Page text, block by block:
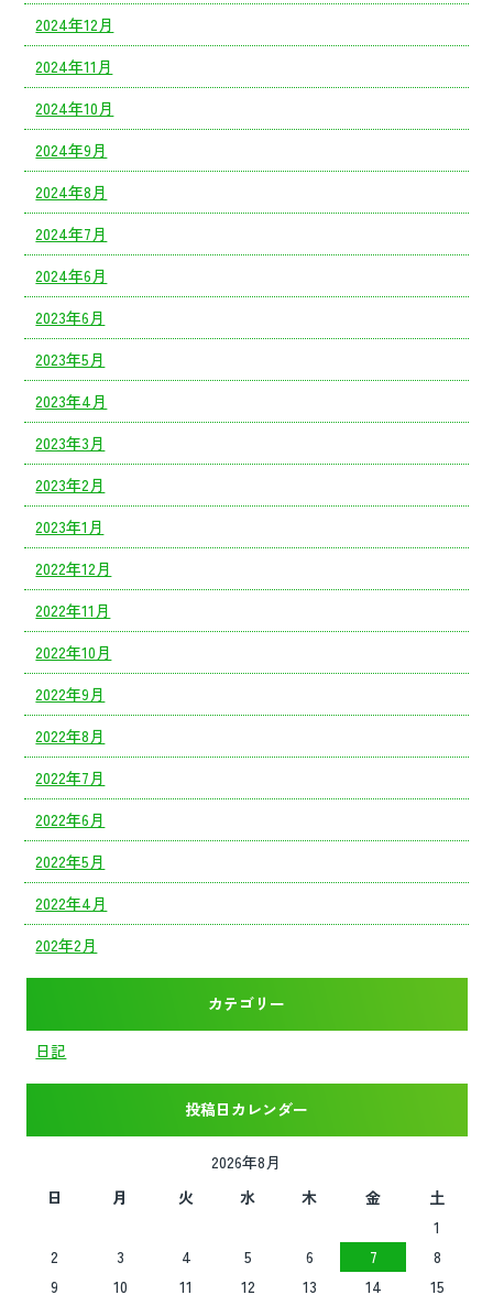
2024年12月
2024年11月
2024年10月
2024年9月
2024年8月
2024年7月
2024年6月
2023年6月
2023年5月
2023年4月
2023年3月
2023年2月
2023年1月
2022年12月
2022年11月
2022年10月
2022年9月
2022年8月
2022年7月
2022年6月
2022年5月
2022年4月
202年2月
カテゴリー
日記
投稿日カレンダー
2026年8月
日
月 火 水 木 金
土
1
2
3 4 5 6 7
8
9
10 11 12 13 14 15